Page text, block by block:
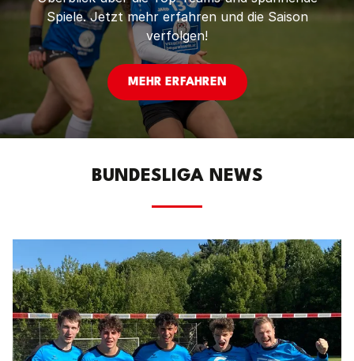
Spiele. Jetzt mehr erfahren und die Saison
verfolgen!
MEHR ERFAHREN
BUNDESLIGA NEWS